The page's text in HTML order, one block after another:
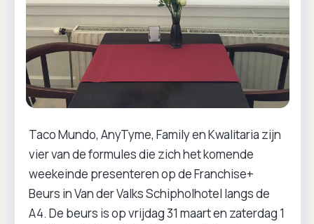
Taco Mundo, AnyTyme, Family en Kwalitaria zijn
vier van de formules die zich het komende
weekeinde presenteren op de Franchise+
Beurs in Van der Valks Schipholhotel langs de
A4. De beurs is op vrijdag 31 maart en zaterdag 1